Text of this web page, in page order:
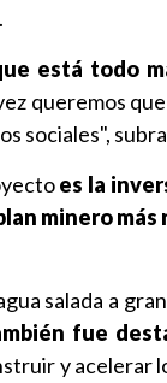
está todo
queremos
sociales",
es la
minero
salada a
fue
y acelerar